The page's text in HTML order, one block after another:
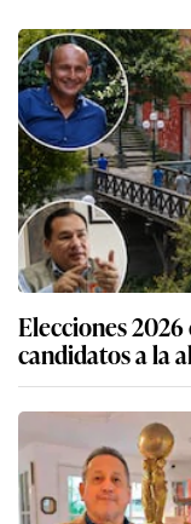
Elecciones
candidatos a la